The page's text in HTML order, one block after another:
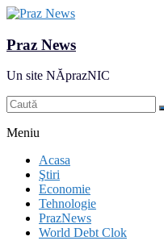
Praz News
Un site NĂprazNIC
Meniu
Acasa
Ştiri
Economie
Tehnologie
PrazNews
World Debt Clok